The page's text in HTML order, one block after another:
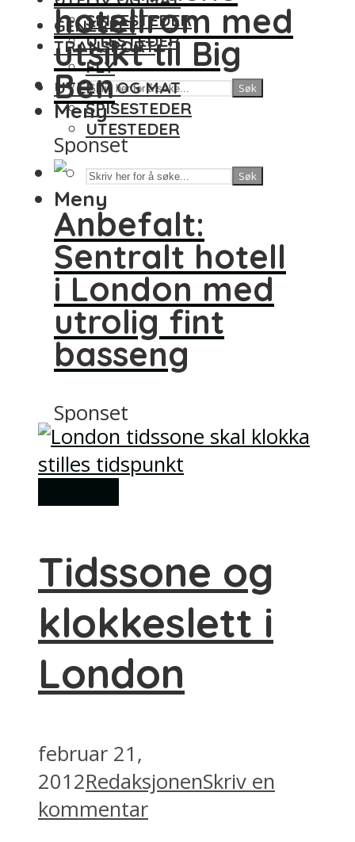
SPISESTEDER
UTESTEDER
Søk
Meny
GENERELT
TRANSPORT
FLY
UTELIV OG MAT
SPISESTEDER
UTESTEDER
Søk
Meny
hotellrom med
utsikt til Big
Ben
Sponset
Anbefalt:
Sentralt hotell
i London med
utrolig fint
basseng
Sponset
Tidssone og
klokkeslett i
London
februar 21,
2012RedaksjonenSkriv en
kommentar